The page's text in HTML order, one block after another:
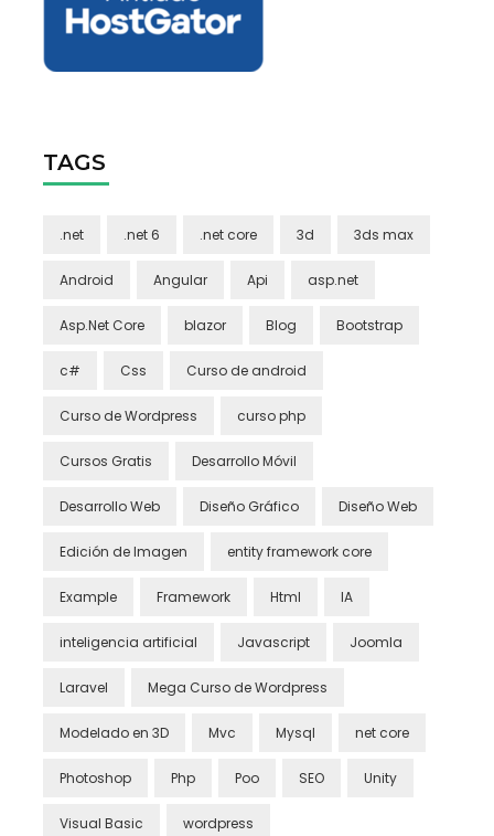
TAGS
.net .net 6 .net core 3d 3ds max
Android Angular Api asp.net
Asp.Net Core blazor Blog Bootstrap
c# Css Curso de android
Curso de Wordpress curso php
Cursos Gratis Desarrollo Móvil
Desarrollo Web Diseño Gráfico Diseño Web
Edición de Imagen entity framework core
Example Framework Html IA
inteligencia artificial Javascript Joomla
Laravel Mega Curso de Wordpress
Modelado en 3D Mvc Mysql net core
Photoshop Php Poo SEO Unity
Visual Basic wordpress